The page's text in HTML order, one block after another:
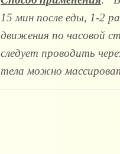
15 мин после еды, 1-2
движения по часовой
следует проводить
тела можно